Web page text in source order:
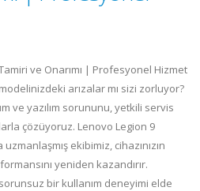
ve Onarımı | Profesyonel Hizmet
arızalar mı sizi zorluyor?
ve yazılım sorununu, yetkili servis
çözüyoruz. Lenovo Legion 9
ekibimiz, cihazınızın
yeniden kazandırır.
bir kullanım deneyimi elde